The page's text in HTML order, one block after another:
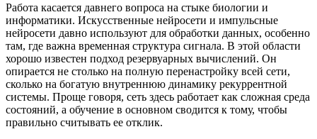
Работа касается давнего вопроса на стыке биологии и
информатики. Искусственные нейросети и импульсные
нейросети давно используют для обработки данных, особенно
там, где важна временная структура сигнала. В этой области
хорошо известен подход резервуарных вычислений. Он
опирается не столько на полную перенастройку всей сети,
сколько на богатую внутреннюю динамику рекуррентной
системы. Проще говоря, сеть здесь работает как сложная среда
состояний, а обучение в основном сводится к тому, чтобы
правильно считывать ее отклик.